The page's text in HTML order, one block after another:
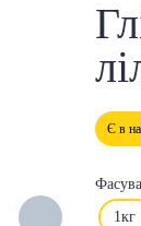
Є в
1кг